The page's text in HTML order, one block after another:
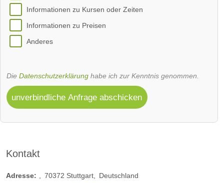
Informationen zu Kursen oder Zeiten
Informationen zu Preisen
Anderes
Die Datenschutzerklärung habe ich zur Kenntnis genommen.
unverbindliche Anfrage abschicken
Kontakt
Adresse: 70372 Stuttgart
Deutschland